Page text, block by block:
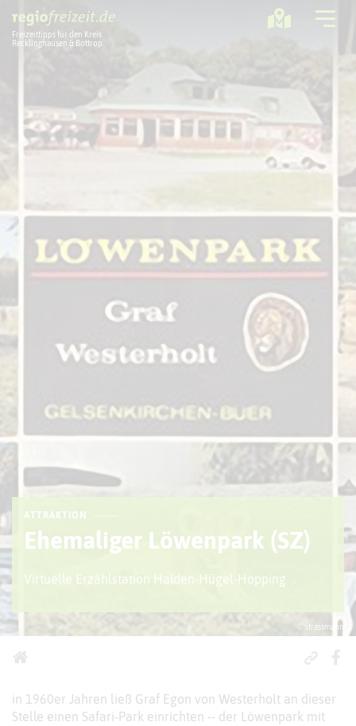
Freizeittipps für den Kreis
Recklinghausen & Bottrop
Ausflugstipps
Sport + Bewegung
Aktuelles
© Strassmann
ATTRAKTION
Ehemaliger Löwenpark (SZ)
Virtuelle Erzählstation Halden-Hügel-Hopping
in 1960er Jahren ließ Graf Egon von Westerholt an dieser
Stelle einen Safari-Park einrichten -- der Löwenpark mit